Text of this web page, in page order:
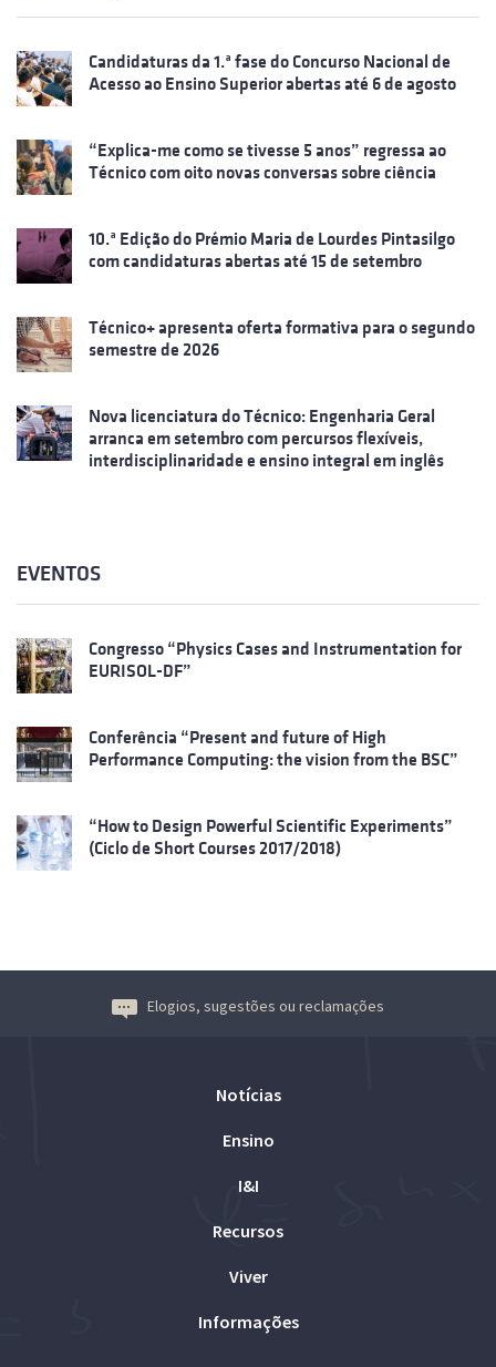
Candidaturas da 1.ª fase do Concurso Nacional de
Acesso ao Ensino Superior abertas até 6 de agosto
“Explica-me como se tivesse 5 anos” regressa ao
Técnico com oito novas conversas sobre ciência
10.ª Edição do Prémio Maria de Lourdes Pintasilgo
com candidaturas abertas até 15 de setembro
Técnico+ apresenta oferta formativa para o segundo
semestre de 2026
Nova licenciatura do Técnico: Engenharia Geral
arranca em setembro com percursos flexíveis,
interdisciplinaridade e ensino integral em inglês
EVENTOS
Congresso “Physics Cases and Instrumentation for
EURISOL-DF”
Conferência “Present and future of High
Performance Computing: the vision from the BSC”
“How to Design Powerful Scientific Experiments”
(Ciclo de Short Courses 2017/2018)
Elogios, sugestões ou reclamações
Notícias
Ensino
I&I
Recursos
Viver
Informações